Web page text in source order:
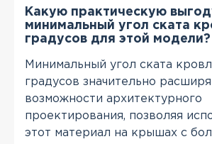
Какую практическую
минимальный угол ската
градусов для этой модели?
Минимальный угол ската
градусов значительно
возможности архитектурного
проектирования, позволяя
этот материал на крышах с